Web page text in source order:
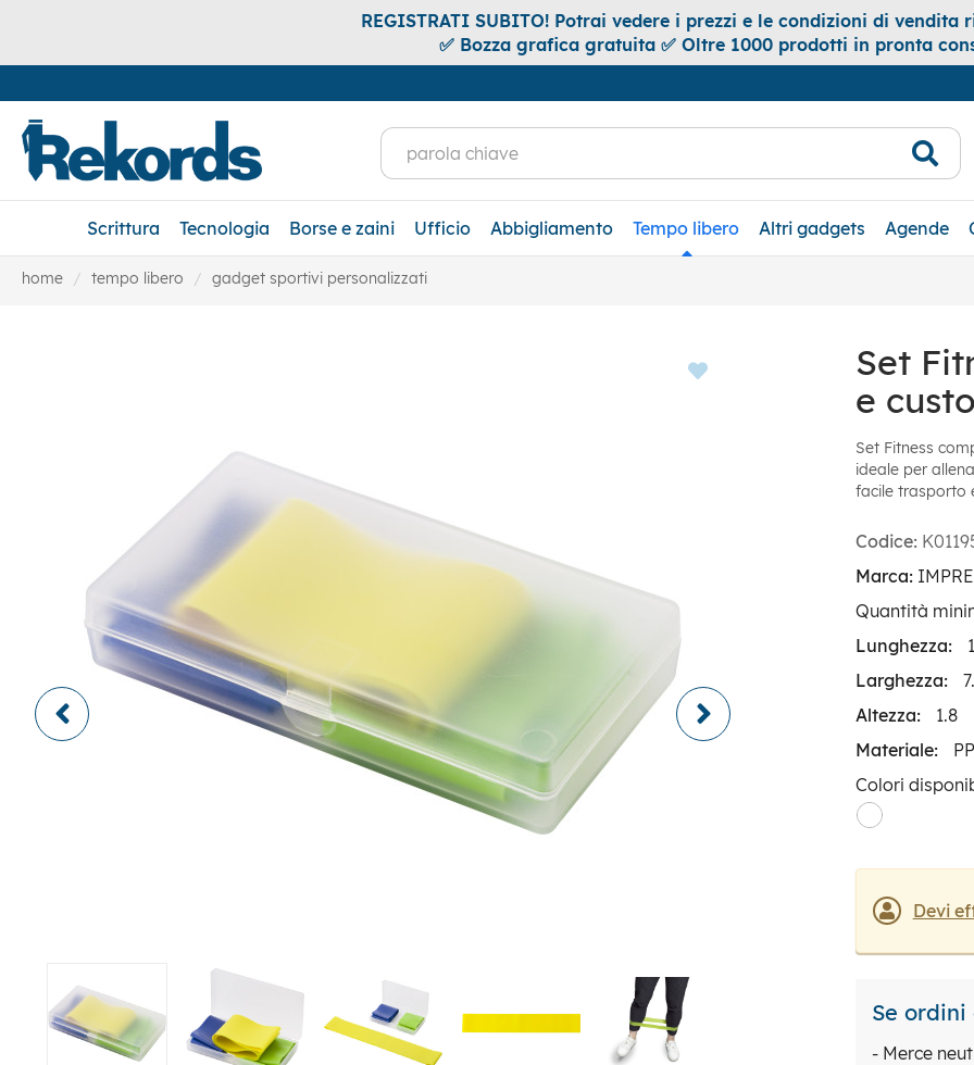
REGISTRATI SUBITO! Potrai vedere i prezzi e le condizioni di vendita
✅ Bozza grafica gratuita ✅ Oltre 1000 prodotti in pronta
Scrittura Tecnologia Borse e zaini Ufficio Abbigliamento Tempo libero Altri gadgets Agende
home tempo libero gadget sportivi personalizzati
Set
e
Set Fitness
ideale per
facile trasporto
Codice:
Marca:
Quantità
Lunghezza:
Larghezza:
Altezza:
1.8
Materiale:
Colori
Devi
Se
- Merce